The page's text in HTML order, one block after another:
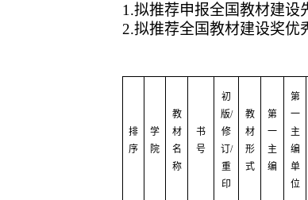
1.拟推荐申报全国教材建设
2.拟推荐全国教材建设奖优
排
序
学
院
教
材
名
称
书
号
初
版/
修
订/
重
印
教
材
形
式
第
一
主
编
第
一
主
编
单
位